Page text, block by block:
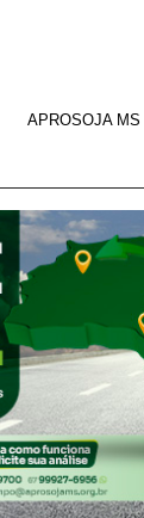
APROSOJA MS